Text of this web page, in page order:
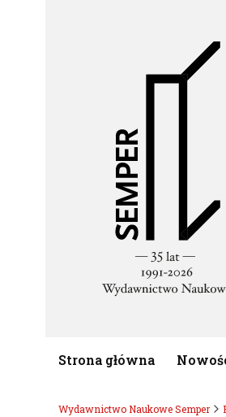
Strona główna
Wydawnictwo Naukowe Semper